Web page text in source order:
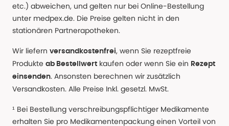
etc.) abweichen, und gelten nur bei Online-Bestellung
unter medpex.de. Die Preise gelten nicht in den
stationären Partnerapotheken.
Wir liefern versandkostenfrei, wenn Sie rezeptfreie
Produkte ab Bestellwert kaufen oder wenn Sie ein Rezept
einsenden. Ansonsten berechnen wir zusätzlich
Versandkosten. Alle Preise Inkl. gesetzl. MwSt.
¹ Bei Bestellung verschreibungspflichtiger Medikamente
erhalten Sie pro Medikamentenpackung einen Vorteil von